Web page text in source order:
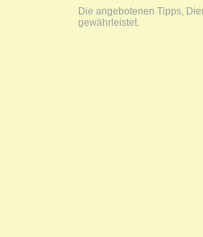
Die angebotenen Tipps,
gewährleistet.